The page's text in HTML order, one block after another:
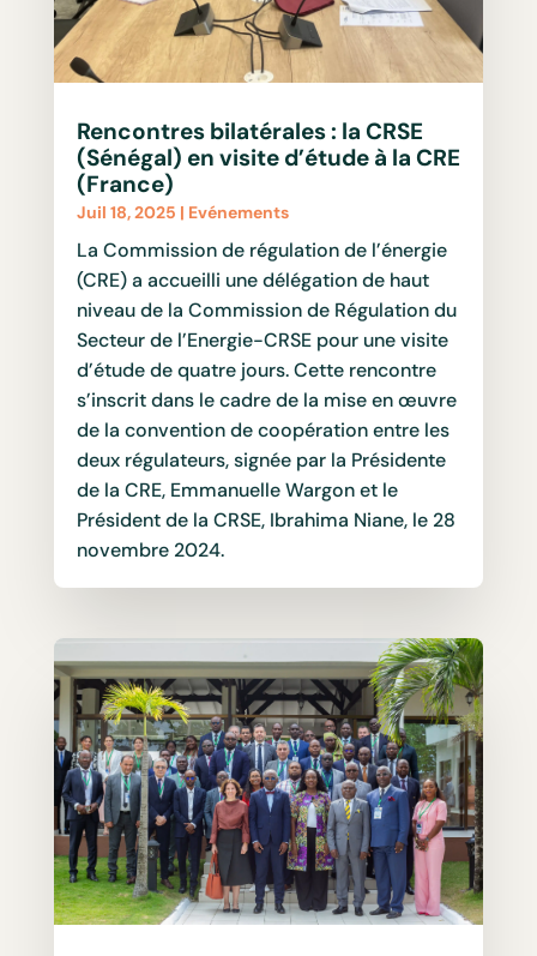
Rencontres bilatérales : la CRSE
(Sénégal) en visite d’étude à la CRE
(France)
Juil 18, 2025 | Evénements
La Commission de régulation de l’énergie
(CRE) a accueilli une délégation de haut
niveau de la Commission de Régulation du
Secteur de l’Energie-CRSE pour une visite
d’étude de quatre jours. Cette rencontre
s’inscrit dans le cadre de la mise en œuvre
de la convention de coopération entre les
deux régulateurs, signée par la Présidente
de la CRE, Emmanuelle Wargon et le
Président de la CRSE, Ibrahima Niane, le 28
novembre 2024.